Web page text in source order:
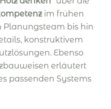
im frühen
bis hin
konstruktivem
Ebenso
erläutert
passenden Systems